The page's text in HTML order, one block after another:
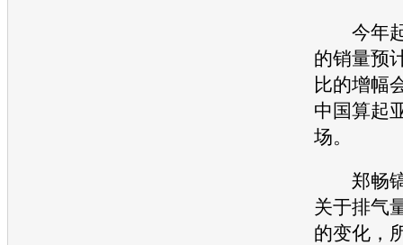
今年
的销量预
比的增幅
中国算起
场。
郑畅镐
关于排气
的变化，